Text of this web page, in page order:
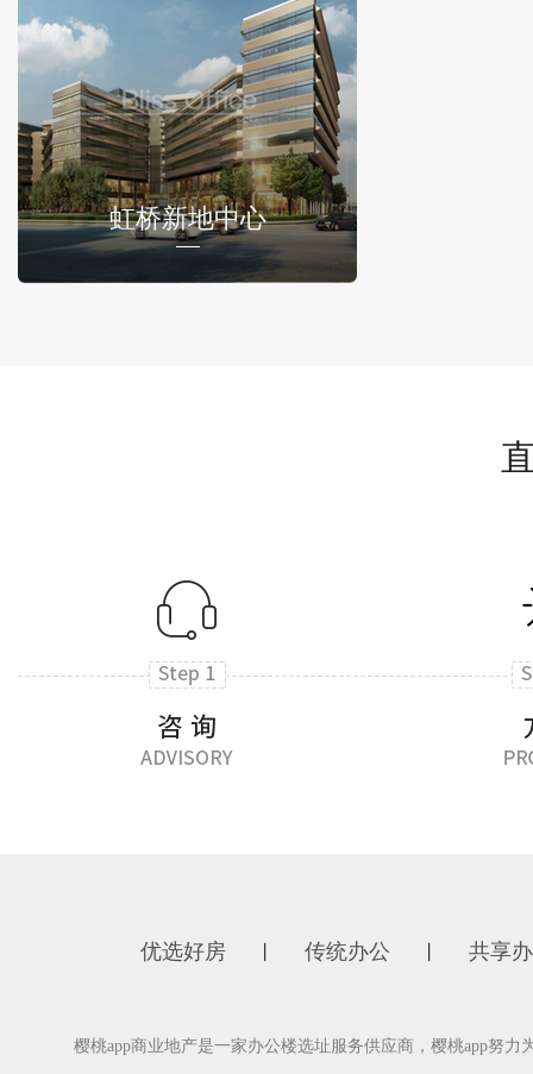
虹桥新地中心
优选好房 传统办公 共享
樱桃app商业地产是一家办公楼选址服务供应商，樱桃app努力